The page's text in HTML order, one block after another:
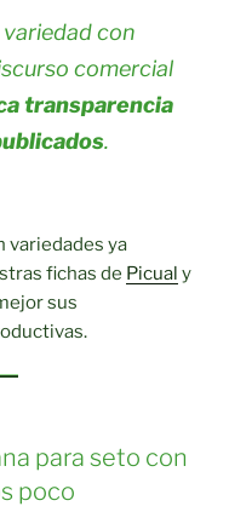
variedad con
comercial
transparencia
.
variedades ya
fichas de Picual y
sus
para seto con
poco